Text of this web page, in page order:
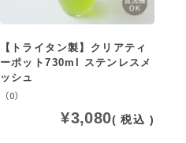
【トライタン製】クリアティ
ーポット730ml ステンレスメ
ッシュ
（0）
¥3,080 税込